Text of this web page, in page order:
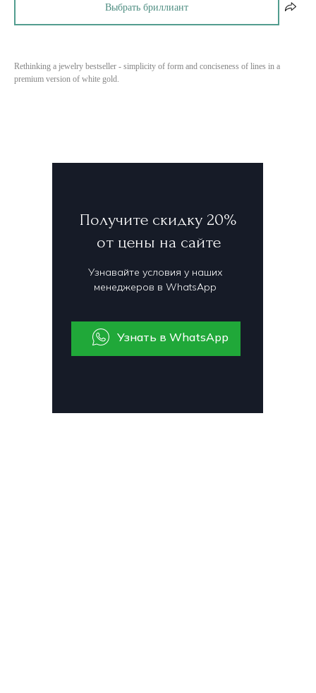
Выбрать бриллиант
Rethinking a jewelry bestseller - simplicity of form and conciseness of lines in a
premium version of white gold.
Получите скидку 20%
от цены на сайте
Узнавайте условия у наших
менеджеров в WhatsApp
Узнать в WhatsApp